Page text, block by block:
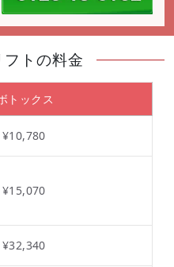
トの料金
トックス
¥10,780
¥15,070
¥32,340